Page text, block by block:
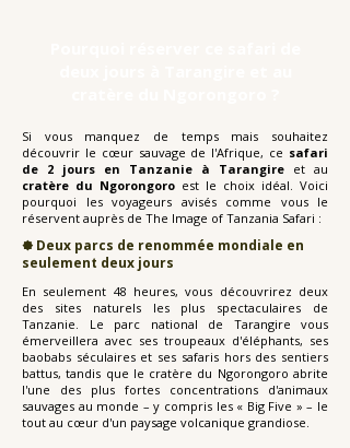
Si vous manquez de temps mais souhaitez
découvrir le cœur sauvage de l'Afrique, ce safari
de 2 jours en Tanzanie à Tarangire et au
cratère du Ngorongoro est le choix idéal. Voici
pourquoi les voyageurs avisés comme vous le
réservent auprès de The Image of Tanzania Safari :
🟐 Deux parcs de renommée mondiale en
seulement deux jours
En seulement 48 heures, vous découvrirez deux
des sites naturels les plus spectaculaires de
Tanzanie. Le parc national de Tarangire vous
émerveillera avec ses troupeaux d'éléphants, ses
baobabs séculaires et ses safaris hors des sentiers
battus, tandis que le cratère du Ngorongoro abrite
l'une des plus fortes concentrations d'animaux
sauvages au monde – y compris les « Big Five » – le
tout au cœur d'un paysage volcanique grandiose.